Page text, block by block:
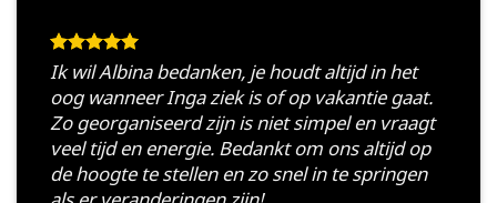
Ik wil Albina bedanken, je houdt altijd in het
oog wanneer Inga ziek is of op vakantie gaat.
Zo georganiseerd zijn is niet simpel en vraagt
veel tijd en energie. Bedankt om ons altijd op
de hoogte te stellen en zo snel in te springen